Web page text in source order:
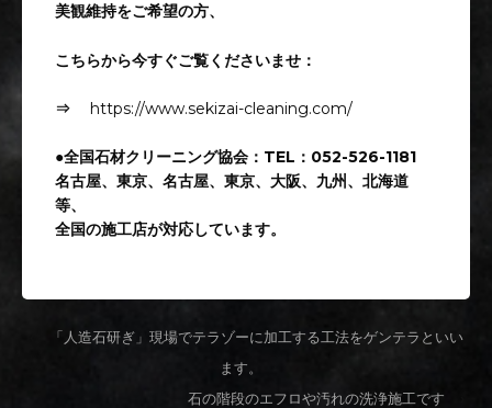
美観維持をご希望の方、
こちらから今すぐご覧くださいませ：
⇒ https://www.sekizai-cleaning.com/
●全国石材クリーニング協会：TEL：052-526-1181
名古屋、東京、名古屋、東京、大阪、九州、北海道
等、
全国の施工店が対応しています。
「人造石研ぎ」現場でテラゾーに加工する工法をゲンテラといい
ます。
石の階段のエフロや汚れの洗浄施工です